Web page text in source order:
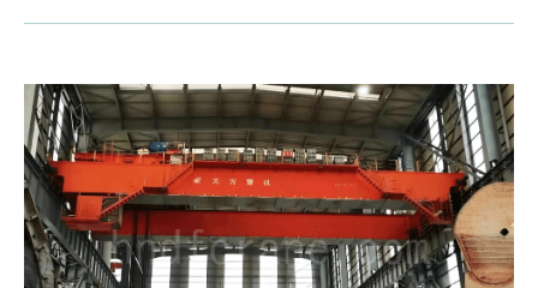
اردو
Беларуская мова
Kiswahili
Dansk
Norsk
O‘zbekcha